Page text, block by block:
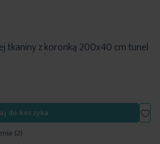
tkaniny z koronką 200x40 cm tunel
do koszyka
(2)